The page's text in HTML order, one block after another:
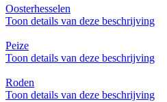
Oosterhesselen
Toon details van deze beschrijving
Peize
Toon details van deze beschrijving
Roden
Toon details van deze beschrijving